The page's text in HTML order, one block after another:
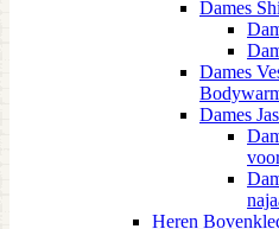
Dames
Dames
Dames
Heren